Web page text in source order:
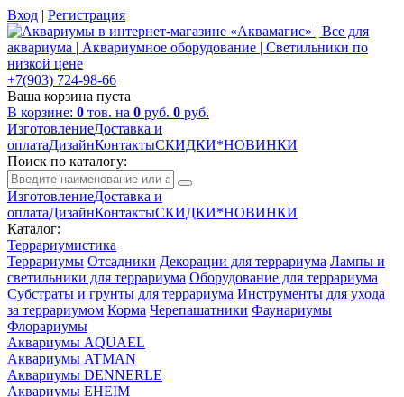
Вход | Регистрация
+7(903) 724-98-66
Ваша корзина пуста
В корзине: 0 тов. на 0 руб. 0 руб.
ИзготовлениеДоставка и
оплатаДизайнКонтактыСКИДКИ*НОВИНКИ
Поиск по каталогу:
ИзготовлениеДоставка и
оплатаДизайнКонтактыСКИДКИ*НОВИНКИ
Каталог:
Террариумистика
Террариумы Отсадники Декорации для террариума Лампы и
светильники для террариума Оборудование для террариума
Субстраты и грунты для террариума Инструменты для ухода
за террариумом Корма Черепашатники Фаунариумы
Флорариумы
Аквариумы AQUAEL
Аквариумы ATMAN
Аквариумы DENNERLE
Аквариумы EHEIM